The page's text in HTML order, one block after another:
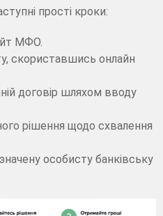
прості кроки:
МФО.
скориставшись онлайн
договір шляхом вводу
рішення щодо схвалення
особисту банківську